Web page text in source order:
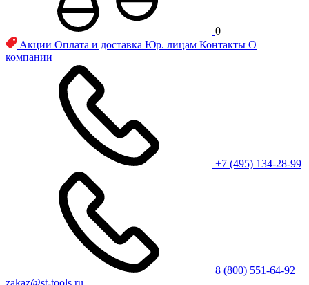
0
Акции Оплата и доставка Юр. лицам Контакты О
компании
+7 (495) 134-28-99
8 (800) 551-64-92
zakaz@st-tools.ru